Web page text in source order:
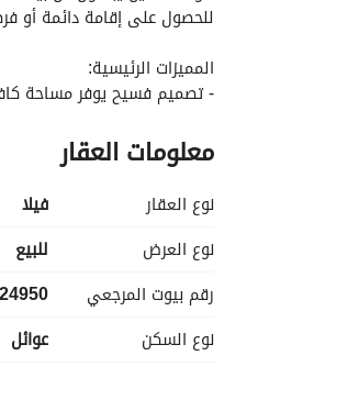
للحصول على إقامة دائمة أو
المميزات الرئيسية:
- تصميم فسيح يوفر مساحة
- مجهز جيدًا بالمرافق
المرافق:
- ألياف بصرية للاتصال
- إمداد كهربائي موثوق يلبي
- إمداد موصول بالمياه
- خط هاتف ثابت مثبت لتسهيل
الموقع:
معلومات العقار
نوع العقار
فیلا
نوع العرض
للبيع
رقم بيوت المرجعي
نوع السكن
عوائل